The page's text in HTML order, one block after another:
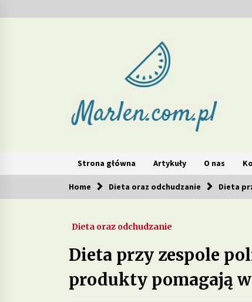
to
Strona główna Artykuły O nas
Popularne teraz
Jakie produkty w diecie mogą
2 tygodnie ago
Jakie są korzyści z
Home Dieta oraz odchudzanie Dieta
Dieta oraz odchudzanie
Dieta przy zespole
produkty pomagają